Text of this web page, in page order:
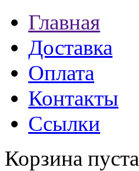
Главная
Доставка
Оплата
Контакты
Ссылки
Корзина пуста